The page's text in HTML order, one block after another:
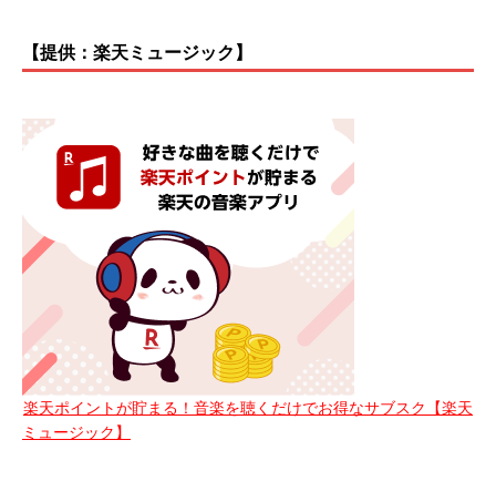
【提供：楽天ミュージック】
楽天ポイントが貯まる！音楽を聴くだけでお得なサブスク【楽天
ミュージック】